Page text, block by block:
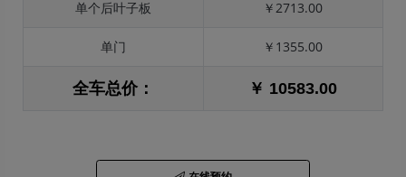
单个后叶子板 ￥2713.00
单门 ￥1355.00
全车总价： ￥ 10583.00